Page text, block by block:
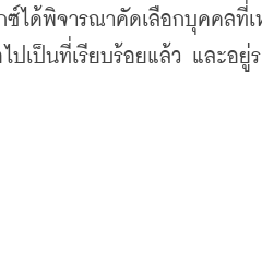
ได้พิจารณาคัดเลือกบุคคลที่เ
เป็นที่เรียบร้อยแล้ว และอยู่ร